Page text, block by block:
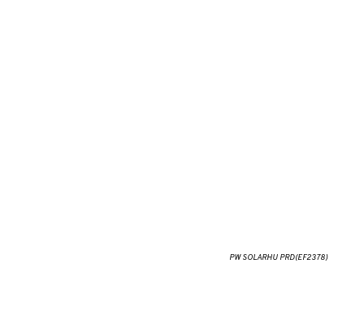
PW SOLARHU PRD(EF2378)